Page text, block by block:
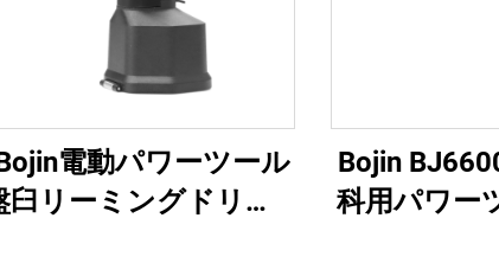
電動パワーツール
臼リーミングドリル
Bojin
科用パワー